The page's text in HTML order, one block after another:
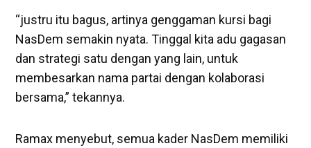
“justru itu bagus, artinya genggaman kursi bagi
NasDem semakin nyata. Tinggal kita adu gagasan
dan strategi satu dengan yang lain, untuk
membesarkan nama partai dengan kolaborasi
bersama,” tekannya.
Ramax menyebut, semua kader NasDem memiliki